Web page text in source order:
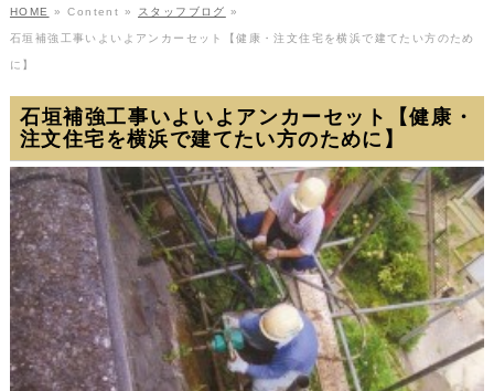
HOME » Content » スタッフブログ »
石垣補強工事いよいよアンカーセット【健康・注文住宅を横浜で建てたい方のため
に】
石垣補強工事いよいよアンカーセット【健康・
注文住宅を横浜で建てたい方のために】